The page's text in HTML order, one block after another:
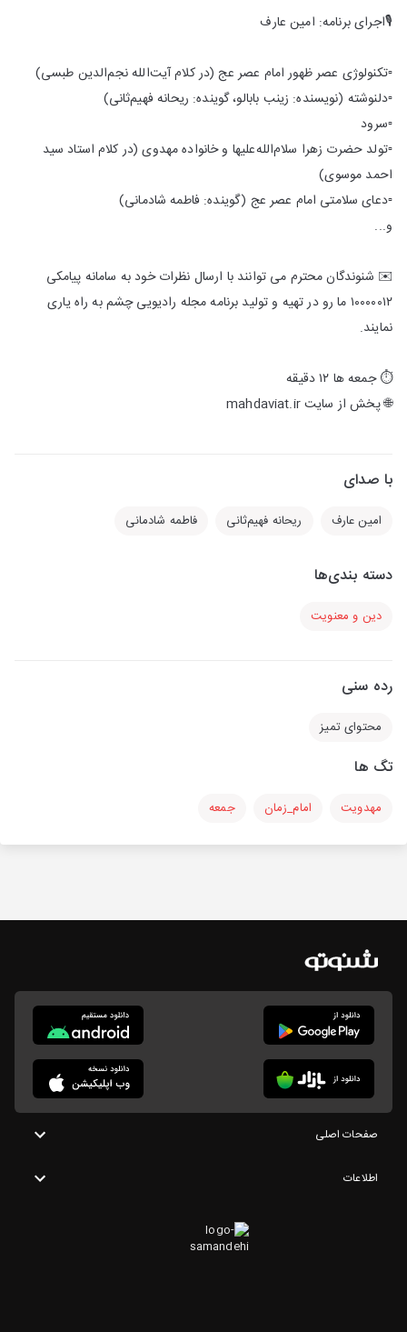
🎙اجرای برنامه: امین عارف
▫️تکنولوژی عصر ظهور امام عصر عج (در کلام آیت‌الله نجم‌الدین طبسی)
▫️دلنوشته‌ (نویسنده: زینب بابالو، گوینده: ریحانه فهیم‌ثانی)
▫️سرود
▫️تولد حضرت زهرا سلام‌الله‌علیها و خانواده مهدوی (در کلام استاد سید
احمد موسوی)
▫️دعای سلامتی امام عصر عج (گوینده: فاطمه شادمانی)
و...
✉️ شنوندگان محترم می توانند با ارسال نظرات خود به سامانه پیامکی
۱۰۰۰۰۰۱۲ ما رو در تهیه و تولید برنامه مجله رادیویی چشم به راه یاری
نمایند.
⏱️ جمعه ها ۱۲ دقیقه
🌐 پخش از سایت mahdaviat.ir
با صدای
امین عارف ریحانه فهیم‌ثانی فاطمه شادمانی
دسته بندی‌ها
دین و معنویت
رده سنی
محتوای تمیز
تگ ها
مهدویت امام_زمان جمعه
صفحات اصلی
اطلاعات